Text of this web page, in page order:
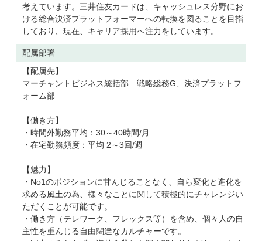
考えています。三井住友カードは、キャッシュレス分野にお
ける総合決済プラットフォーマーへの転換を図ることを目指
しており、現在、キャリア採用へ注力をしています。
配属部署
【配属先】
マーチャントビジネス統括部 戦略総務G、決済プラットフ
ォーム部
【働き方】
・時間外勤務平均：30～40時間/月
・在宅勤務頻度：平均 2～3回/週
【魅力】
・No1のポジションに甘んじることなく、自ら変化と進化を
求める風土の為、様々なことに関して積極的にチャレンジい
ただくことが可能です。
・働き方（テレワーク、フレックス等）を含め、個々人の自
主性を重んじる自由闊達なカルチャーです。